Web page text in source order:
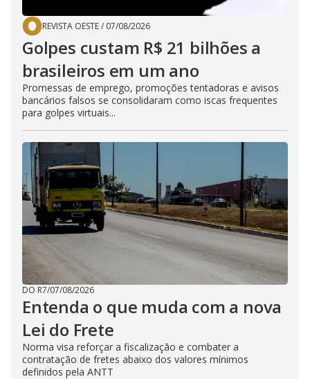
REVISTA OESTE/ 07/08/2026
Golpes custam R$ 21 bilhões a
brasileiros em um ano
Promessas de emprego, promoções tentadoras e avisos
bancários falsos se consolidaram como iscas frequentes
para golpes virtuais...
DO R7/07/08/2026
Entenda o que muda com a nova
Lei do Frete
Norma visa reforçar a fiscalização e combater a
contratação de fretes abaixo dos valores mínimos
definidos pela ANTT